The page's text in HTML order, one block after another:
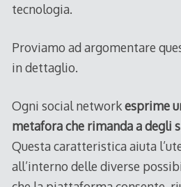
tecnologia.
Proviamo ad argomentare
in dettaglio.
Ogni social networkesprime
metafora che rimanda a degli
Questa caratteristica aiuta
all’interno delle diverse